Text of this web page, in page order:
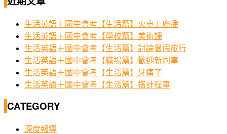
生活英語＋國中會考【生活篇】火車上廣播
生活英語＋國中會考【學校篇】美術課
生活英語＋國中會考【生活篇】討論暑假旅行
生活英語＋國中會考【職場篇】歡迎新同事
生活英語＋國中會考【生活篇】牙痛了
生活英語＋國中會考【生活篇】搭計程車
CATEGORY
深度報導